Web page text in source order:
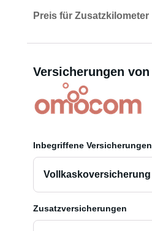
Preis für Zusatzkilometer
Versicherungen von
Inbegriffene Versicherungen
Vollkaskoversicherung
Zusatzversicherungen